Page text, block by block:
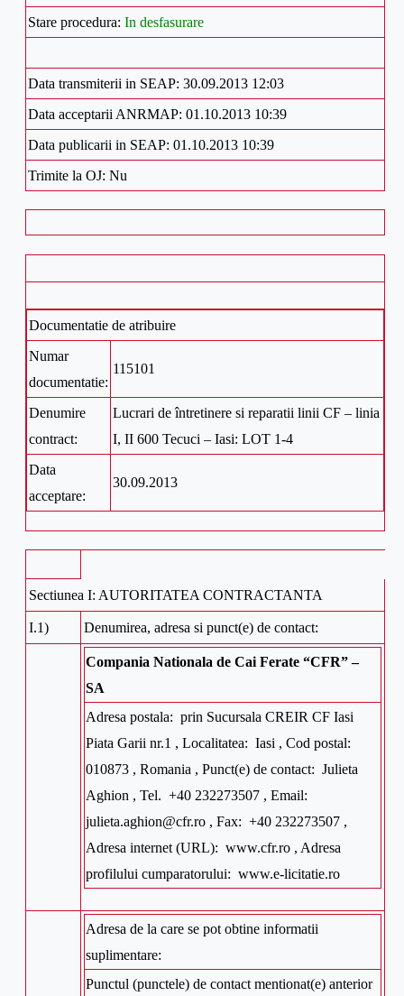
Stare procedura:In desfasurare
Data transmiterii in SEAP: 30.09.2013 12:03
Data acceptarii ANRMAP: 01.10.2013 10:39
Data publicarii in SEAP: 01.10.2013 10:39
Trimite la OJ: Nu
Documentatie de atribuire
Numar
documentatie:
115101
Denumire
contract:
Lucrari de întretinere si reparatii linii CF – linia
I, II 600 Tecuci – Iasi: LOT 1-4
Data
acceptare:
30.09.2013
Sectiunea I: AUTORITATEA CONTRACTANTA
I.1) Denumirea, adresa si punct(e) de contact:
Compania Nationala de Cai Ferate “CFR” –
SA
Adresa postala: prin Sucursala CREIR CF Iasi
Piata Garii nr.1 , Localitatea: Iasi , Cod postal:
010873 , Romania , Punct(e) de contact: Julieta
Aghion , Tel. +40 232273507 , Email:
julieta.aghion@cfr.ro , Fax: +40 232273507 ,
Adresa internet (URL): www.cfr.ro , Adresa
profilului cumparatorului: www.e-licitatie.ro
Adresa de la care se pot obtine informatii
suplimentare:
Punctul (punctele) de contact mentionat(e) anterior